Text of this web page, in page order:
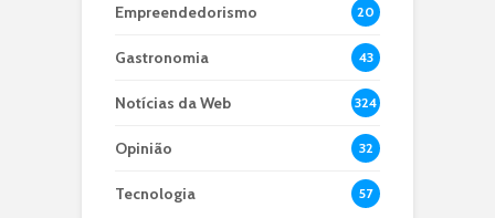
Empreendedorismo 20
Gastronomia 43
Notícias da Web 324
Opinião 32
Tecnologia 57